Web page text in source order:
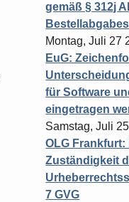
gemäß § 312j
Montag, Juli 27
EuG:
für Software
eingetragen
Samstag, Juli
OLG
Zuständigkeit
7 GVG